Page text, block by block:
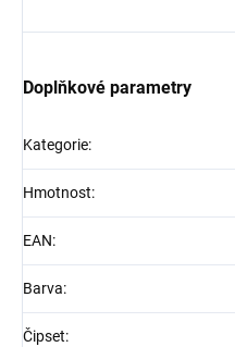
Doplňkové parametry
Kategorie:
Hmotnost:
EAN:
Barva:
Čipset: